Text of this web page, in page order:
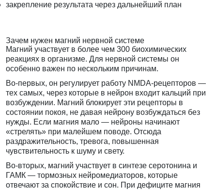
закрепление результата через дальнейший план
Зачем нужен магний нервной системе
Магний участвует в более чем 300 биохимических
реакциях в организме. Для нервной системы он
особенно важен по нескольким причинам.
Во-первых, он регулирует работу NMDA-рецепторов —
тех самых, через которые в нейрон входит кальций при
возбуждении. Магний блокирует эти рецепторы в
состоянии покоя, не давая нейрону возбуждаться без
нужды. Если магния мало — нейроны начинают
«стрелять» при малейшем поводе. Отсюда
раздражительность, тревога, повышенная
чувствительность к шуму и свету.
Во-вторых, магний участвует в синтезе серотонина и
ГАМК — тормозных нейромедиаторов, которые
отвечают за спокойствие и сон. При дефиците магния